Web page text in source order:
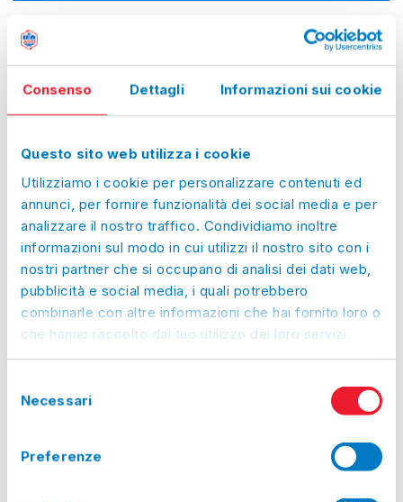
Consenso Dettagli Informazioni sui cookie
Questo sito web utilizza i cookie
Utilizziamo i cookie per personalizzare contenuti ed
annunci, per fornire funzionalità dei social media e per
analizzare il nostro traffico. Condividiamo inoltre
informazioni sul modo in cui utilizzi il nostro sito con i
nostri partner che si occupano di analisi dei dati web,
pubblicità e social media, i quali potrebbero
combinarle con altre informazioni che hai fornito loro o
che hanno raccolto dal tuo utilizzo dei loro servizi.
delNecessari
Preferenze
Giorno
Time
Commento
Lunedì:
8:30-12:30
Venerdì:
8:30-12:30
Sabato:
Chiuso
Domenica:
Chiuso
Prossimi giorni
di chiusura straordinaria
Lun, 10/08/2026:
Chiuso
Mar, 11/08/2026:
Chiuso
Mer, 12/08/2026:
Chiuso
Ven, 14/08/2026:
Dom, 16/08/2026: